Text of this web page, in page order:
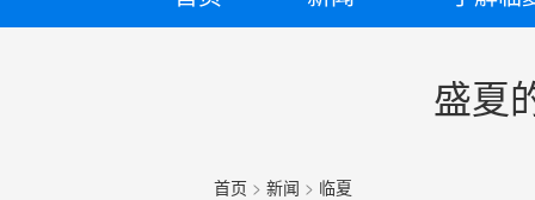
盛夏
首页 >新闻 > 临夏